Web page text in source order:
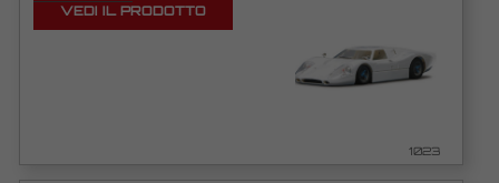
VEDI IL PRODOTTO
1023